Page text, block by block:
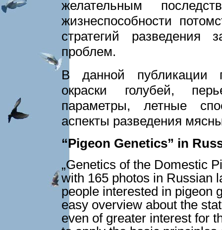
желательным
жизнеспособности
стра­тегий разведения
проблем.
В данной публикации
окраски голубей,
параметры, летные
аспекты разведения
“Pigeon Genetics” in
„Genetics of the Domestic
with 165 photos in Russian
people interested in pigeon
easy overview about the
even of greater interest for